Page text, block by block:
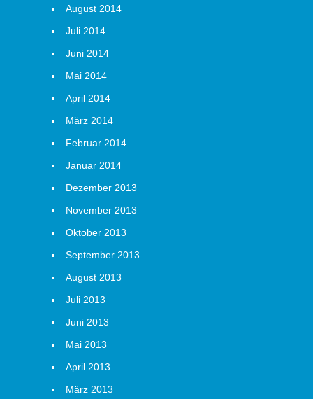
August 2014
Juli 2014
Juni 2014
Mai 2014
April 2014
März 2014
Februar 2014
Januar 2014
Dezember 2013
November 2013
Oktober 2013
September 2013
August 2013
Juli 2013
Juni 2013
Mai 2013
April 2013
März 2013